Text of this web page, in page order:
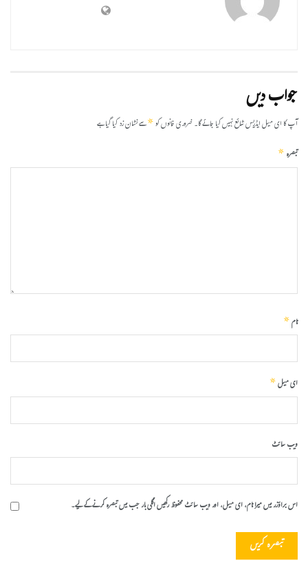
جواب دیں
آپ کا ای میل ایڈریس شائع نہیں کیا جائے گا۔ضروری خانوں کو*سے نشان زد کیا گیا ہے
تبصرہ*
نام*
ای میل*
ویب‌ سائٹ
اس براؤزر میں میرا نام، ای میل، اور ویب سائٹ محفوظ رکھیں اگلی بار جب میں تبصرہ کرنے کےلیے۔